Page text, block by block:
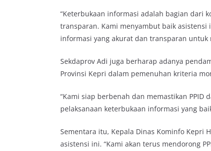
“Keterbukaan informasi adalah bagian dari
transparan. Kami menyambut baik
informasi yang akurat dan transparan untuk
Sekdaprov Adi juga berharap adanya
Provinsi Kepri dalam pemenuhan kriteria
“Kami siap berbenah dan memastikan
pelaksanaan keterbukaan informasi yang
Sementara itu, Kepala Dinas Kominfo Kepri
asistensi ini. “Kami akan terus mendorong